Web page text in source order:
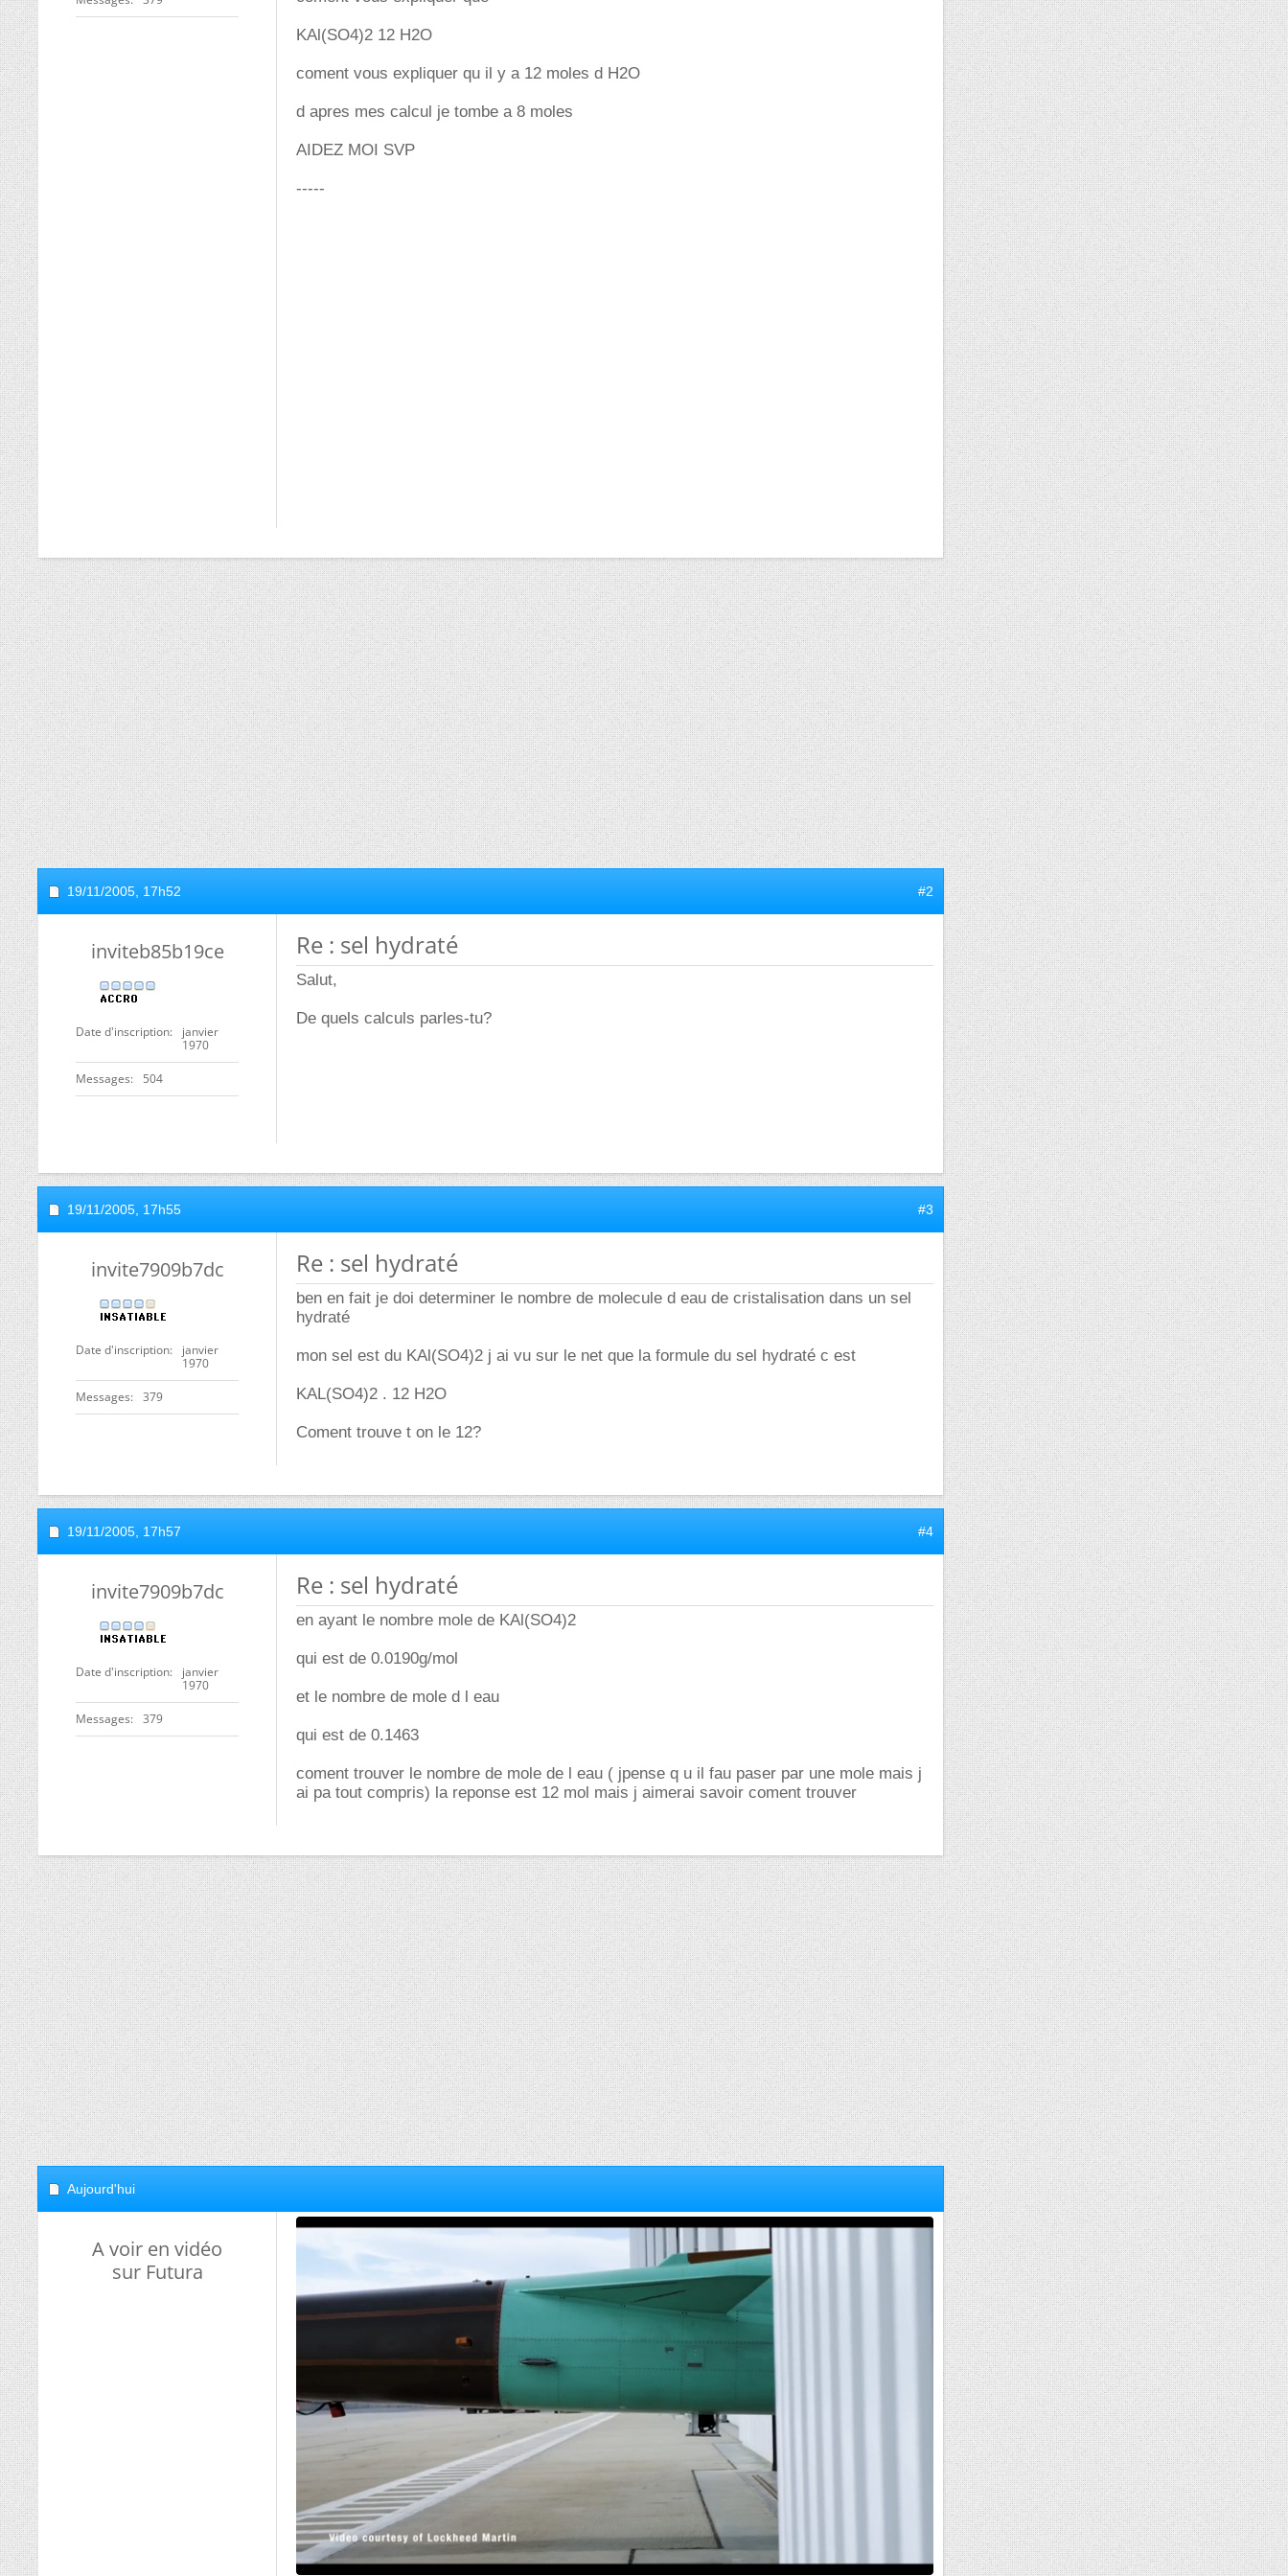
KAl(SO4)2 12 H2O
coment vous expliquer qu il y a 12 moles d H2O
d apres mes calcul je tombe a 8 moles
AIDEZ MOI SVP
-----
19/11/2005, 17h52 #2
inviteb85b19ce
Date d'inscription
janvier
1970
Messages 504
Re : sel hydraté
Salut,
De quels calculs parles-tu?
19/11/2005, 17h55 #3
invite7909b7dc
Date d'inscription
janvier
1970
Messages 379
Re : sel hydraté
ben en fait je doi determiner le nombre de molecule d eau de cristalisation dans un sel
hydraté
mon sel est du KAl(SO4)2 j ai vu sur le net que la formule du sel hydraté c est
KAL(SO4)2 . 12 H2O
Coment trouve t on le 12?
19/11/2005, 17h57 #4
invite7909b7dc
Date d'inscription
janvier
1970
Messages 379
Re : sel hydraté
en ayant le nombre mole de KAl(SO4)2
qui est de 0.0190g/mol
et le nombre de mole d l eau
qui est de 0.1463
coment trouver le nombre de mole de l eau ( jpense q u il fau paser par une mole mais j
ai pa tout compris) la reponse est 12 mol mais j aimerai savoir coment trouver
Aujourd'hui
A voir en vidéo
sur Futura